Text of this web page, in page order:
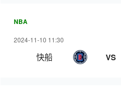
NBA
2024-11-10 11:30
快船 VS